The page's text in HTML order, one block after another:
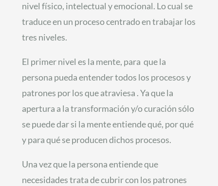
nivel físico, intelectual y emocional. Lo cual se
traduce en un proceso centrado en trabajar los
tres niveles.
El primer nivel es la mente, para que la
persona pueda entender todos los procesos y
patrones por los que atraviesa . Ya que la
apertura a la transformación y/o curación sólo
se puede dar si la mente entiende qué, por qué
y para qué se producen dichos procesos.
Una vez que la persona entiende que
necesidades trata de cubrir con los patrones